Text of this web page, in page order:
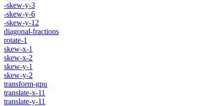
-skew-y-3
-skew-y-6
-skew-y-12
diagonal-fractions
rotate-1
skew-x-1
skew-x-2
skew-y-1
skew-y-2
transform-gpu
translate-x-11
translate-y-11